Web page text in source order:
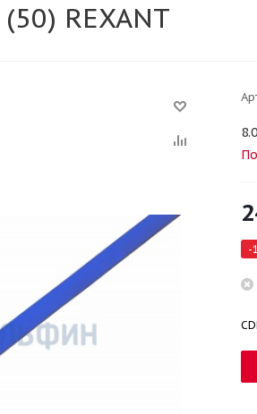
REXANT
-